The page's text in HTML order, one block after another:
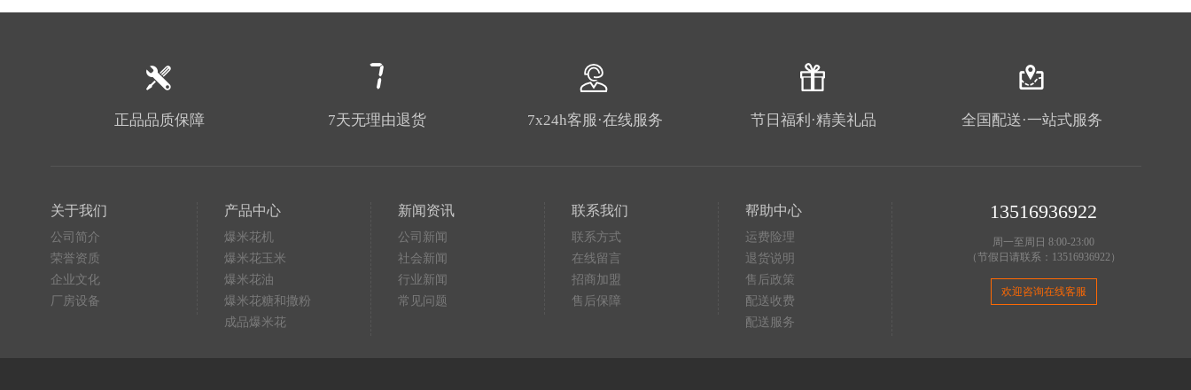
正品品质保障 7天无理由退货 7x24h客服·在线服务 节日福利·精美礼品 全国配送·一站式服务
关于我们
公司简介
荣誉资质
企业文化
厂房设备
产品中心
爆米花机
爆米花玉米
爆米花油
爆米花糖和撒粉
成品爆米花
新闻资讯
公司新闻
社会新闻
行业新闻
常见问题
联系我们
联系方式
在线留言
招商加盟
售后保障
帮助中心
运费险理
退货说明
售后政策
配送收费
配送服务
13516936922
周一至周日 8:00-23:00
（节假日请联系：13516936922）
欢迎咨询在线客服